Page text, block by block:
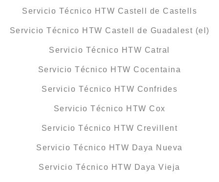
Servicio Técnico HTW Castell de Castells
Servicio Técnico HTW Castell de Guadalest (el)
Servicio Técnico HTW Catral
Servicio Técnico HTW Cocentaina
Servicio Técnico HTW Confrides
Servicio Técnico HTW Cox
Servicio Técnico HTW Crevillent
Servicio Técnico HTW Daya Nueva
Servicio Técnico HTW Daya Vieja